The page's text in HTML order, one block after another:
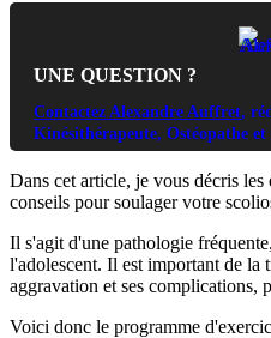
UNE QUESTION ?
Contactez Alexandre Auffret,
Kinésithérapeute, Ostéopathe
Dans cet article, je vous décris les
conseils pour soulager votre
Il s'agit d'une pathologie
l'adolescent. Il est important de la
aggravation et ses complications,
Voici donc le programme